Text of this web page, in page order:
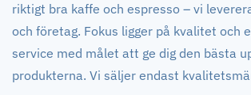
riktigt bra kaffe och espresso – vi
och företag. Fokus ligger på kvalitet och
service med målet att ge dig den bästa
produkterna. Vi säljer endast